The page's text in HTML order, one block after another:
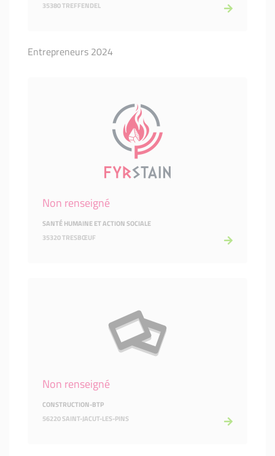
35380 TREFFENDEL
Entrepreneurs 2024
Non renseigné
SANTÉ HUMAINE ET ACTION SOCIALE
35320 TRESBŒUF
Non renseigné
CONSTRUCTION-BTP
56220 SAINT-JACUT-LES-PINS